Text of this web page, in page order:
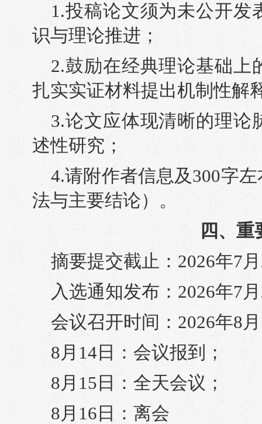
1.投稿论文须为未公开发
识与理论推进；
2.鼓励在经典理论基础上
扎实实证材料提出机制性解
3.论文应体现清晰的理论
述性研究；
4.请附作者信息及300字
法与主要结论）。
四、重
摘要提交截止：2026年7
入选通知发布：2026年7
会议召开时间：2026年8
8月14日：会议报到；
8月15日：全天会议；
8月16日：离会